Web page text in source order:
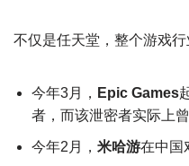
不仅是任天堂，整个游戏
今年3月， Epic Games
者，而该泄密者实际上
今年2月， 米哈游在中国